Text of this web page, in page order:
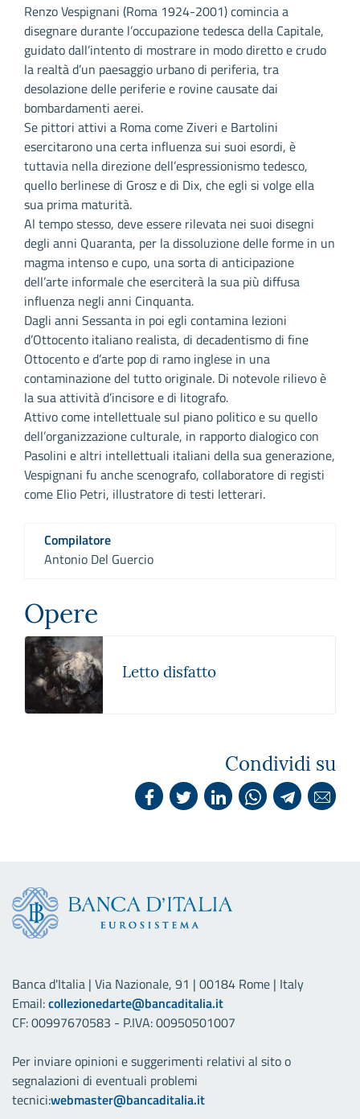
Renzo Vespignani (Roma 1924-2001) comincia a
disegnare durante l’occupazione tedesca della Capitale,
guidato dall’intento di mostrare in modo diretto e crudo
la realtà d’un paesaggio urbano di periferia, tra
desolazione delle periferie e rovine causate dai
bombardamenti aerei.
Se pittori attivi a Roma come Ziveri e Bartolini
esercitarono una certa influenza sui suoi esordi, è
tuttavia nella direzione dell’espressionismo tedesco,
quello berlinese di Grosz e di Dix, che egli si volge ella
sua prima maturità.
Al tempo stesso, deve essere rilevata nei suoi disegni
degli anni Quaranta, per la dissoluzione delle forme in un
magma intenso e cupo, una sorta di anticipazione
dell’arte informale che eserciterà la sua più diffusa
influenza negli anni Cinquanta.
Dagli anni Sessanta in poi egli contamina lezioni
d’Ottocento italiano realista, di decadentismo di fine
Ottocento e d’arte pop di ramo inglese in una
contaminazione del tutto originale. Di notevole rilievo è
la sua attività d’incisore e di litografo.
Attivo come intellettuale sul piano politico e su quello
dell’organizzazione culturale, in rapporto dialogico con
Pasolini e altri intellettuali italiani della sua generazione,
Vespignani fu anche scenografo, collaboratore di registi
come Elio Petri, illustratore di testi letterari.
Compilatore
Antonio Del Guercio
Opere
Letto disfatto
Condividi su
Banca d'Italia | Via Nazionale, 91 | 00184 Rome | Italy
Email:collezionedarte@bancaditalia.it
CF: 00997670583 - P.IVA: 00950501007
Per inviare opinioni e suggerimenti relativi al sito o
segnalazioni di eventuali problemi
tecnici:webmaster@bancaditalia.it